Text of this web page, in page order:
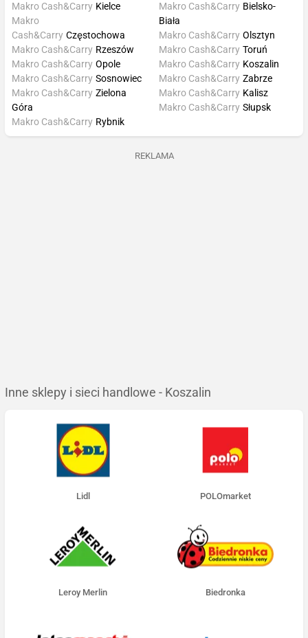
Makro Cash&Carry Kielce
Makro
Cash&Carry Częstochowa
Makro Cash&Carry Rzeszów
Makro Cash&Carry Bielsko-
Biała
Makro Cash&Carry Olsztyn
Makro Cash&Carry Toruń
Makro Cash&Carry Opole
Makro Cash&Carry Sosnowiec
Makro Cash&Carry Zielona
Góra
Makro Cash&Carry Rybnik
Makro Cash&Carry Koszalin
Makro Cash&Carry Zabrze
Makro Cash&Carry Kalisz
Makro Cash&Carry Słupsk
REKLAMA
Inne sklepy i sieci handlowe - Koszalin
Lidl POLOmarket
Leroy Merlin Biedronka